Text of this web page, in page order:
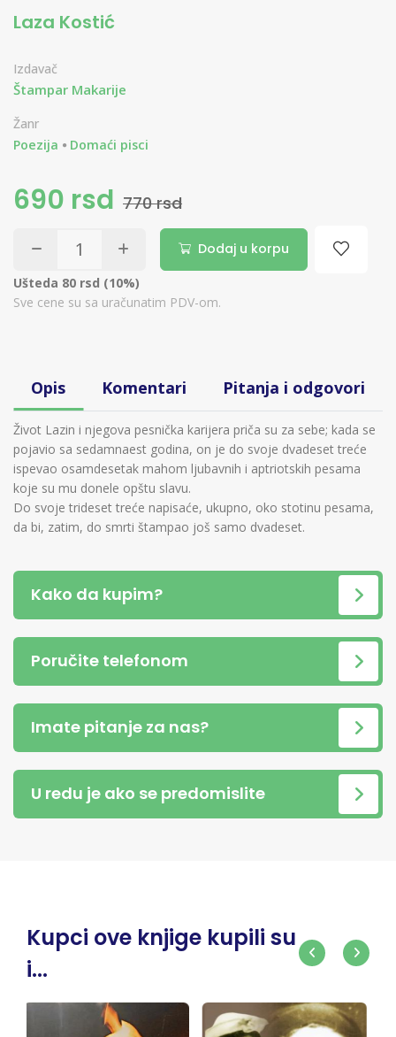
Laza Kostić
Izdavač
Štampar Makarije
Žanr
Poezija
Domaći pisci
690 rsd 770 rsd
Dodaj u korpu
Ušteda 80 rsd (10%)
Sve cene su sa uračunatim PDV-om.
Opis Komentari Pitanja i odgovori
Život Lazin i njegova pesnička karijera priča su za sebe; kada se
pojavio sa sedamnaest godina, on je do svoje dvadeset treće
ispevao osamdesetak mahom ljubavnih i aptriotskih pesama
koje su mu donele opštu slavu.
Do svoje trideset treće napisaće, ukupno, oko stotinu pesama,
da bi, zatim, do smrti štampao još samo dvadeset.
Kako da kupim?
Poručite telefonom
Imate pitanje za nas?
U redu je ako se predomislite
Kupci ove knjige kupili su
i...